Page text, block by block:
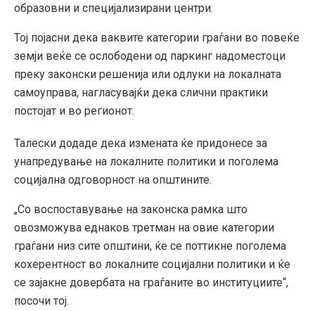
образовни и специјализирани центри.
Тој појасни дека ваквите категории граѓани во повеќе
земји веќе се ослободени од паркинг надоместоци
преку законски решенија или одлуки на локалната
самоуправа, нагласувајќи дека слични практики
постојат и во регионот.
Талески додаде дека измената ќе придонесе за
унапредување на локалните политики и поголема
социјална одговорност на општините.
„Со воспоставување на законска рамка што
овозможува еднаков третман на овие категории
граѓани низ сите општини, ќе се поттикне поголема
кохерентност во локалните социјални политики и ќе
се зајакне довербата на граѓаните во институциите“,
посочи тој.